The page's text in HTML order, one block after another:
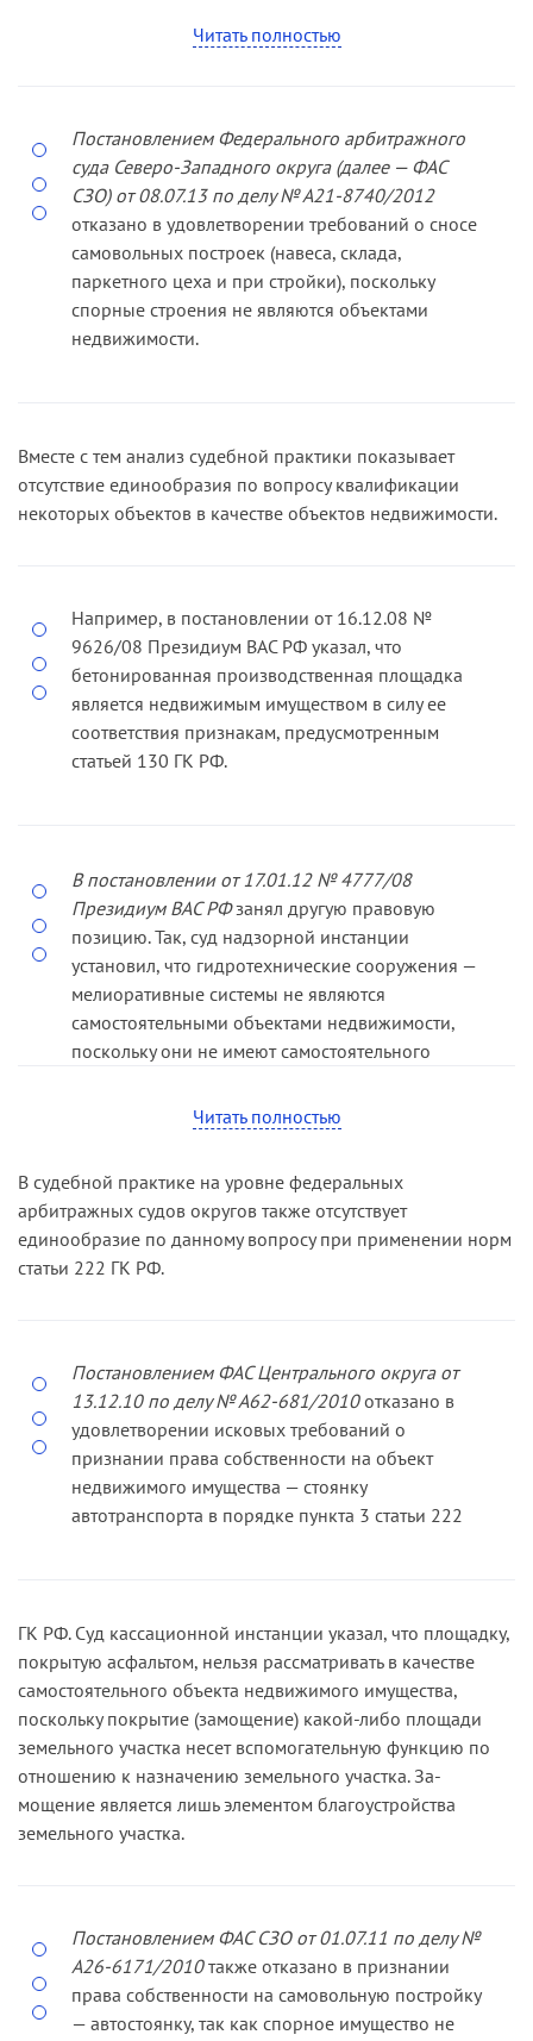
РФ указал, что суду с учетом различной
правовой оценки спорного объекта следовало
предусмотренными статьей 130 ГК РФ.
Читать полностью
Постановлением Федерального арбитражного
суда Севе­ро­-Западного округа (далее — ФАС
СЗО) от 08.07.13 по делу № А21-­8740/2012
отказано в удовлетворении требований о сносе
самовольных построек (навеса, склада,
паркетного цеха и при­ стройки), поскольку
спорные строения не являются объектами
недвижимости.
Вместе с тем анализ судебной практики показывает
отсутствие единообразия по вопросу квалификации
некоторых объектов в качестве объектов недвижимости.
Например, в постановлении от 16.12.08 №
9626/08 Президи­ум ВАС РФ указал, что
бетонированная производственная площадка
является недвижимым имуществом в силу ее
соответствия призна­кам, предусмотренным
статьей 130 ГК РФ.
В постановлении от 17.01.12 № 4777/08
Президиум ВАС РФзанял другую правовую
позицию. Так, суд надзорной инстанции
установил, что гидротехнические сооружения —
мелиоративные системы не являются
самостоятельными объектами недвижимо­сти,
поскольку они не имеют самостоятельного
исключительно в целях улучшения качества
земель и обслуживают только земельный
являются его неотъемлемой частью и
применительно к статье 135 ГК РФ должны
следовать судьбе этого земельного участка.
Читать полностью
В судебной практике на уровне федеральных
арбитражных судов округов также отсутствует
единообразие по данному вопросу при применении норм
статьи 222 ГК РФ.
Постановлением ФАС Центрального округа от
13.12.10 по делу № А62­-681/2010отказано в
удовлетворении исковых требо­ваний о
признании права собственности на объект
недвижимого имущества — стоянку
автотранспорта в порядке пункта 3 статьи 222
ГК РФ. Суд кассационной инстанции указал, что площадку,
покры­тую асфальтом, нельзя рассматривать в качестве
самостоятельного объекта недвижимого имущества,
поскольку покрытие (замощение) какой-­либо площади
земельного участка несет вспомогательную функцию по
отношению к назначению земельного участка. За­
мощение является лишь элементом благоустройства
земельного участка.
Постановлением ФАС СЗО от 01.07.11 по делу №
А26­-6171/2010также отказано в признании
права собственности на самовольную постройку
— автостоянку, так как спорное имущество не